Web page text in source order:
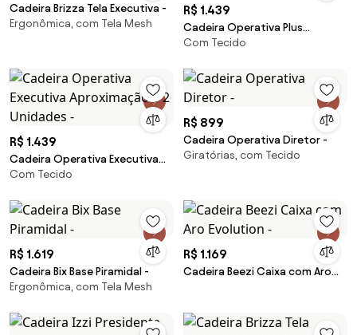
Cadeira Brizza Tela Executiva -
Ergonômica, com Tela Mesh
R$ 1.439
Cadeira Operativa Plus
Executiva Aproximação S 2
Com Tecido
R$ 1.439
Cadeira Operativa Executiva
Aproximação S 2 Unidades -
Com Tecido
R$ 899
Cadeira Operativa Diretor -
Giratórias, com Tecido
R$ 1.619
Cadeira Bix Base Piramidal -
Ergonômica, com Tela Mesh
R$ 1.169
Cadeira Beezi Caixa com Aro